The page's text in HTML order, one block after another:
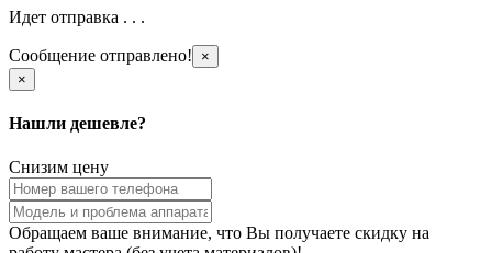
Идет отправка . . .
Сообщение отправлено!
×
×
Нашли дешевле?
Снизим цену
Обращаем ваше внимание, что Вы получаете скидку на